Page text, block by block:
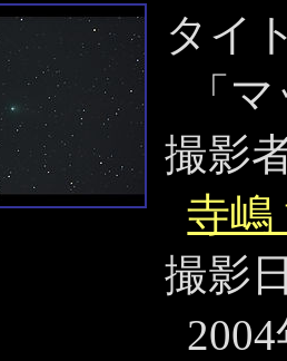
タイ
「
撮影
寺嶋
撮影